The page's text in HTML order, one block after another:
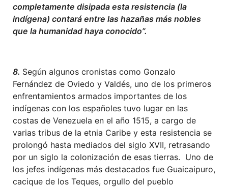
completamente disipada esta resistencia (la
indígena) contará entre las hazañas más nobles
que la humanidad haya conocido”.
8. Según algunos cronistas como Gonzalo
Fernández de Oviedo y Valdés, uno de los primeros
enfrentamientos armados importantes de los
indígenas con los españoles tuvo lugar en las
costas de Venezuela en el año 1515, a cargo de
varias tribus de la etnia Caribe y esta resistencia se
prolongó hasta mediados del siglo XVII, retrasando
por un siglo la colonización de esas tierras. Uno de
los jefes indígenas más destacados fue Guaicaipuro,
cacique de los Teques, orgullo del pueblo